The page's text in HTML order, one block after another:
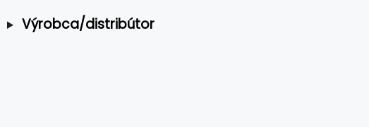
Výrobca/distribútor